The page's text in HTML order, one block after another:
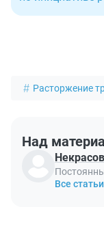
Расторжение
Над
Все